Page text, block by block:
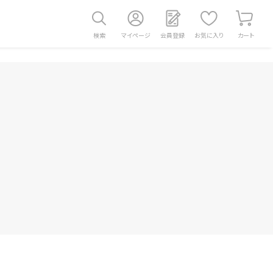
検索 マイページ 会員登録 お気に入り カート